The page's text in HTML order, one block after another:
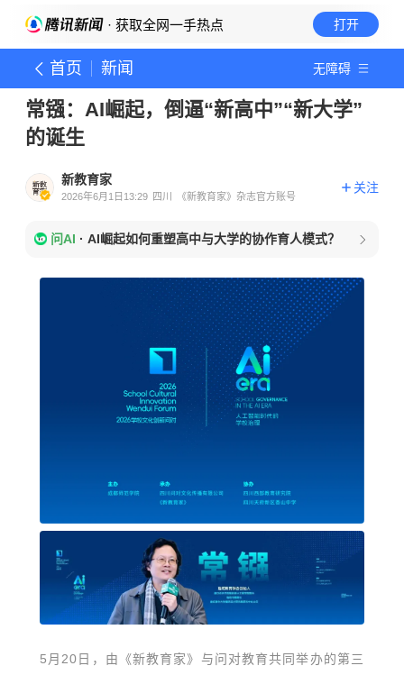
· 获取全网一手热点 打开
首页 新闻 无障碍
常镪：AI崛起，倒逼“新高中”“新大学”
的诞生
新教育家
2026年6月1日13:29 四川 《新教育家》杂志官方账号
关注
问AI · AI崛起如何重塑高中与大学的协作育人模式？
5月20日，由《新教育家》与问对教育共同举办的第三